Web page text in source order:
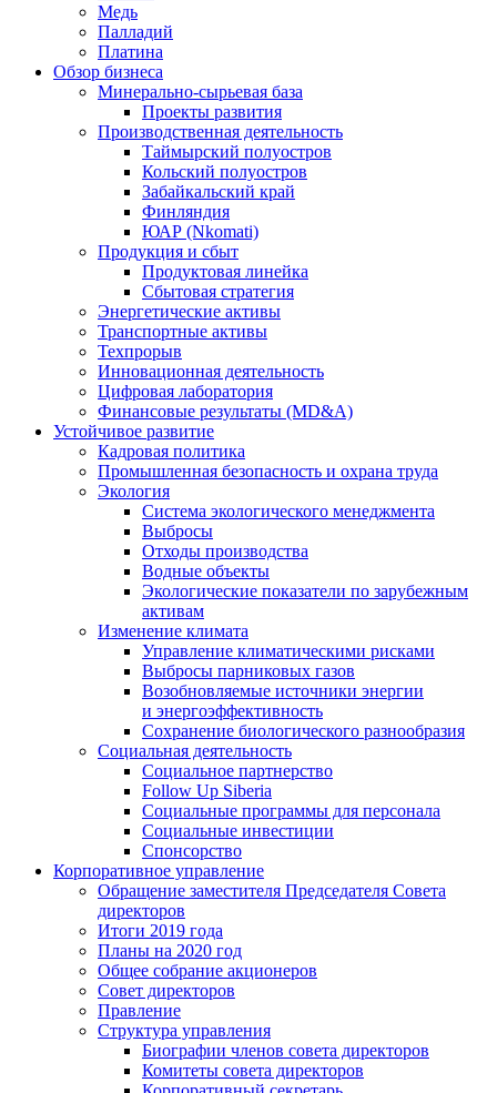
Медь
Палладий
Платина
Обзор бизнеса
Минерально-сырьевая база
Проекты развития
Производственная деятельность
Таймырский полуостров
Кольский полуостров
Забайкальский край
Финляндия
ЮАР (Nkomati)
Продукция и сбыт
Продуктовая линейка
Сбытовая стратегия
Энергетические активы
Транспортные активы
Техпрорыв
Инновационная деятельность
Цифровая лаборатория
Финансовые результаты (MD&A)
Устойчивое развитие
Кадровая политика
Промышленная безопасность и охрана труда
Экология
Система экологического менеджмента
Выбросы
Отходы производства
Водные объекты
Экологические показатели по зарубежным
активам
Изменение климата
Управление климатическими рисками
Выбросы парниковых газов
Возобновляемые источники энергии
и энергоэффективность
Сохранение биологического разнообразия
Социальная деятельность
Социальное партнерство
Follow Up Siberia
Социальные программы для персонала
Социальные инвестиции
Спонсорство
Корпоративное управление
Обращение заместителя Председателя Совета
директоров
Итоги 2019 года
Планы на 2020 год
Общее собрание акционеров
Совет директоров
Правление
Структура управления
Биографии членов совета директоров
Комитеты совета директоров